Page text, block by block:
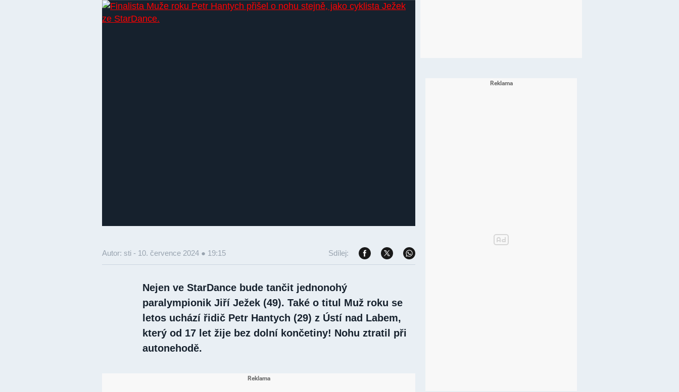
Autor: sti - 10. července 2024 ● 19:15 Sdílej:
Nejen ve StarDance bude tančit jednonohý
paralympionik Jiří Ježek (49). Také o titul Muž roku se
letos uchází řidič Petr Hantych (29) z Ústí nad Labem,
který od 17 let žije bez dolní končetiny! Nohu ztratil při
autonehodě.